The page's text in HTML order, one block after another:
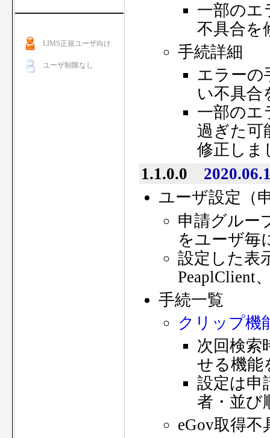
LIMS正規ユーザ向け
ユーザ制限なし
一部のエ
不具合を
手続詳細
エラーの
い不具合
一部のエ
過ぎた可
修正しま
1.1.0.0
ユーザ設定（
申請グルー
をユーザ毎
設定した表
PeaplClient
手続一覧
クリップ機
次回検索
せる機能
設定は申
者・並び
eGov取得